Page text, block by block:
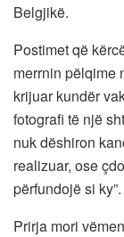
Belgjikë.
Postimet që
merrnin pëlqime
krijuar kundër
fotografi të një
nuk dëshiron
realizuar, ose
përfundojë si ky”.
Prirja mori